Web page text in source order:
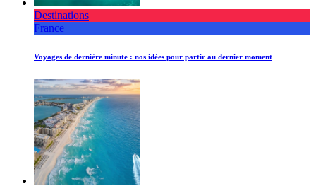
Destinations
France
Voyages de dernière minute : nos idées pour partir au dernier moment